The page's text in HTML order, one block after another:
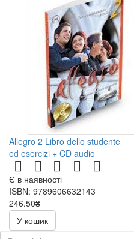
Allegro 2 Libro dello studente
ed esercizi + CD audio
Є в наявності
ISBN: 9789606632143
246.50₴
493.00₴
У кошик